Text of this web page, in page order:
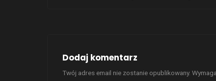
Dodaj komentarz
Twój adres email nie zostanie opublikowany.